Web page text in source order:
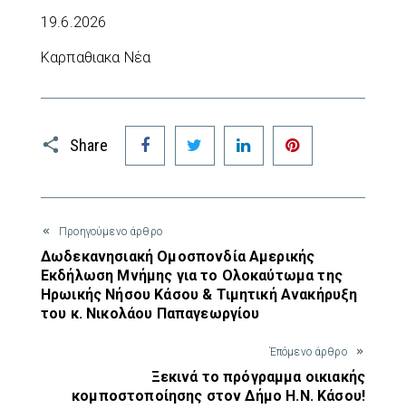
19.6.2026
Καρπαθιακα Νέα
Share
Facebook Twitter LinkedIn
Προηγούμενο άρθρο
Δωδεκανησιακή Ομοσπονδία Αμερικής
Εκδήλωση Μνήμης για το Ολοκαύτωμα της
Ηρωικής Νήσου Κάσου & Τιμητική Ανακήρυξη
του κ. Νικολάου Παπαγεωργίου
Έπόμενο άρθρο
Ξεκινά το πρόγραμμα οικιακής
κομποστοποίησης στον Δήμο Η.Ν. Κάσου!